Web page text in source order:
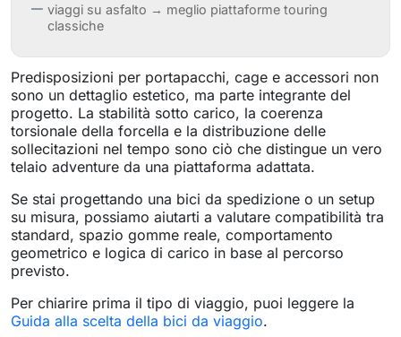
viaggi su asfalto → meglio piattaforme touring
classiche
Predisposizioni per portapacchi, cage e accessori non
sono un dettaglio estetico, ma parte integrante del
progetto. La stabilità sotto carico, la coerenza
torsionale della forcella e la distribuzione delle
sollecitazioni nel tempo sono ciò che distingue un vero
telaio adventure da una piattaforma adattata.
Se stai progettando una bici da spedizione o un setup
su misura, possiamo aiutarti a valutare compatibilità tra
standard, spazio gomme reale, comportamento
geometrico e logica di carico in base al percorso
previsto.
Per chiarire prima il tipo di viaggio, puoi leggere la
Guida alla scelta della bici da viaggio.